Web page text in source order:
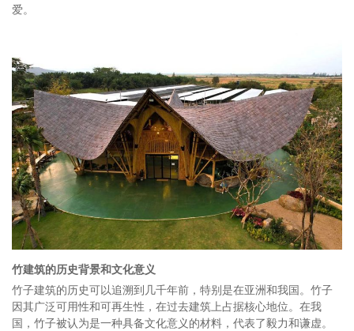
爱。
竹建筑的历史背景和文化意义
竹子建筑的历史可以追溯到几千年前，特别是在亚洲和我国。竹子
因其广泛可用性和可再生性，在过去建筑上占据核心地位。在我
国，竹子被认为是一种具备文化意义的材料，代表了毅力和谦虚。